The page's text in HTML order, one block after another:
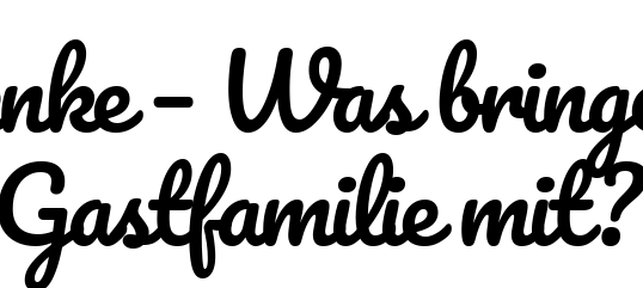
– Was
mit?